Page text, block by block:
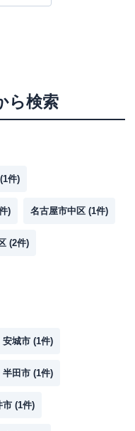
ら検索
(1件)
) 名古屋市中区 (1件)
(2件)
安城市 (1件)
半田市 (1件)
市 (1件)